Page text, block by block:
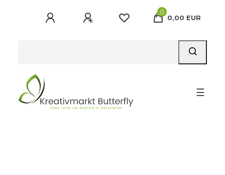
0
0,00 EUR
☰